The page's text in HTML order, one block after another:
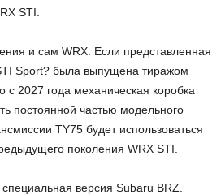
STI.
и сам WRX. Если представленная
Sport? была выпущена тиражом
с 2027 года механическая коробка
постоянной частью модельного
TY75 будет использоваться
поколения WRX STI.
версия Subaru BRZ.